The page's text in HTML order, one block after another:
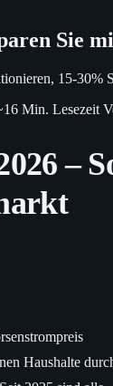
Sie
15-
Min. Lesezeit
–
Haushalte